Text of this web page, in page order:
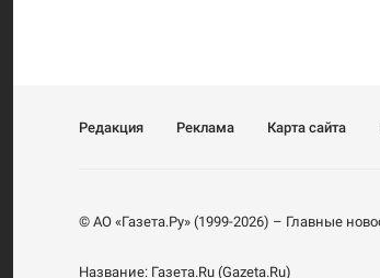
Редакция Реклама Карта сайта
© АО «Газета.Ру» (1999-2026) – Главные
Название: Газета.Ru (Gazeta.Ru)